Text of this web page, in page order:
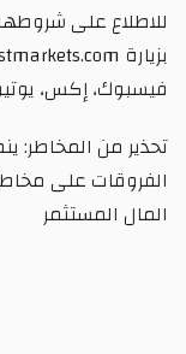
للاطلاع على
فيسبوك، إكس،
تحذير من المخاطر:
الفروقات على
المال المستثمر